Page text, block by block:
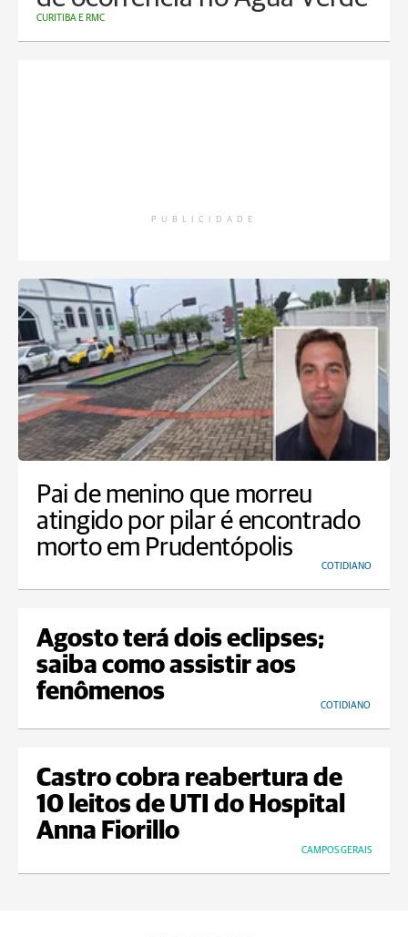
CURITIBA E RMC
PUBLICIDADE
Pai de menino que morreu
atingido por pilar é encontrado
morto em Prudentópolis
COTIDIANO
Agosto terá dois eclipses;
saiba como assistir aos
fenômenos
COTIDIANO
Castro cobra reabertura de
10 leitos de UTI do Hospital
Anna Fiorillo
CAMPOS GERAIS